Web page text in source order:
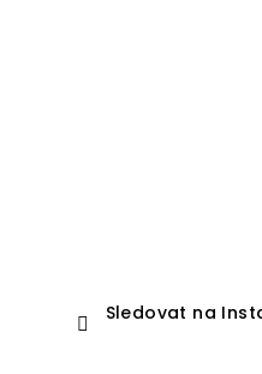
Sledovat na